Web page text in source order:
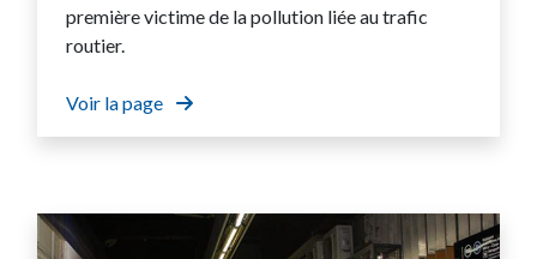
première victime de la pollution liée au trafic
routier.
Voir la page